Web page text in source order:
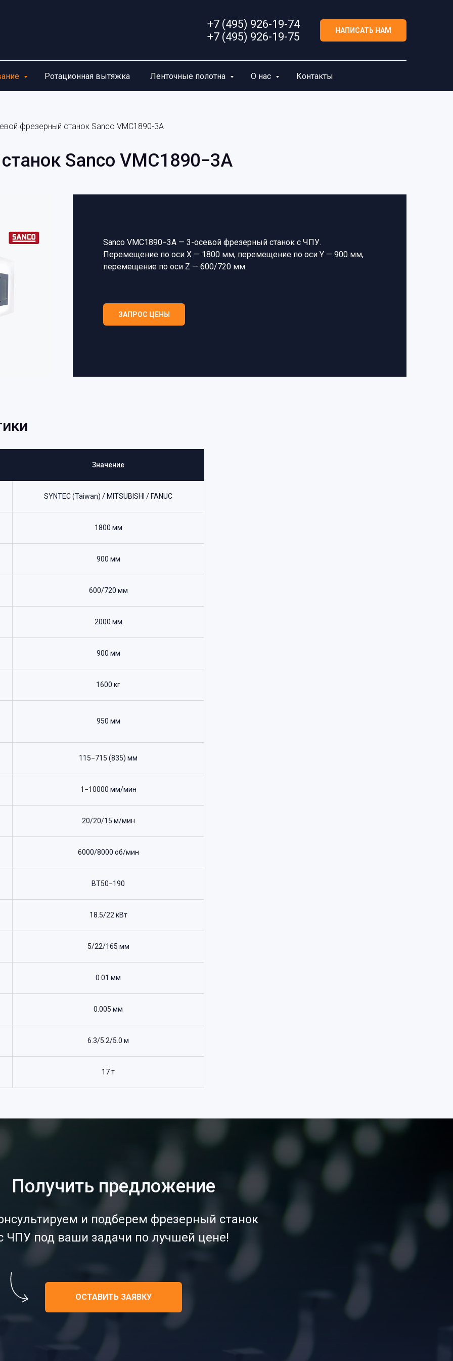
+7 (495) 926-19-74
+7 (495) 926-19-75
НАПИСАТЬ НАМ
Ротационная вытяжка Ленточные полотна О нас Контакты
фрезерный станок Sanco VМC1890-3A
Sanco VМC1890−3A
Sanco VМC1890−3A — 3-осевой фрезерный станок с ЧПУ.
Перемещение по оси X — 1800 мм, перемещение по оси Y — 900 мм,
перемещение по оси Z — 600/720 мм.
ЗАПРОС ЦЕНЫ
Значение
SYNTEC (Taiwan) / MITSUBISHI / FANUC
1800 мм
900 мм
600/720 мм
2000 мм
900 мм
1600 кг
950 мм
115−715 (835) мм
1−10000 мм/мин
20/20/15 м/мин
6000/8000 об/мин
BT50−190
18.5/22 кВт
5/22/165 мм
0.01 мм
0.005 мм
6.3/5.2/5.0 м
17 т
Получить предложение
и подберем фрезерный станок
ЧПУ под ваши задачи по лучшей цене!
ОСТАВИТЬ ЗАЯВКУ